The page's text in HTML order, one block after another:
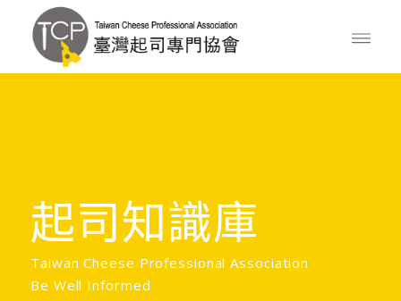
起司知識庫
Taiwan Cheese Professional Association
Be Well Informed